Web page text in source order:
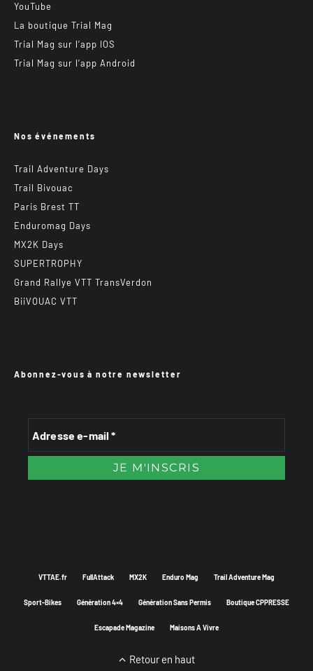
YouTube
La boutique Trial Mag
Trial Mag sur l’app IOS
Trial Mag sur l’app Android
Nos événements
Trail Adventure Days
Trail Bivouac
Paris Brest TT
Enduromag Days
MX2K Days
SUPERTROPHY
Grand Rallye VTT TransVerdon
BiiVOUAC VTT
Abonnez-vous à notre newsletter
VTTAE.fr FullAttack MX2K Enduro Mag Trail Adventure Mag
Sport-Bikes Génération 4×4 Génération Sans Permis Boutique CPPRESSE
Escapade Magazine Maisons A Vivre
Retour en haut